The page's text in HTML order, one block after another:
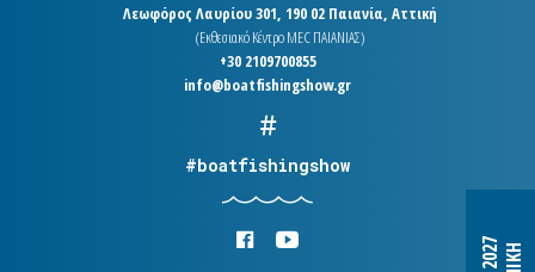
Λεωφόρος Λαυρίου 301, 190 02 Παιανία, Αττική
(Εκθεσιακό Κέντρο MEC ΠΑΙΑΝΙΑΣ)
+30 2109700855
info@boatfishingshow.gr
#boatfishingshow